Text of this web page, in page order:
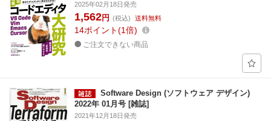
2025年02月18日発売
1,562円 (税込) 送料無料
14ポイント 1倍
ご注文できない商品
Software Design (ソフトウェア デザイン)
2022年 01月号 [雑誌]
2021年12月18日発売